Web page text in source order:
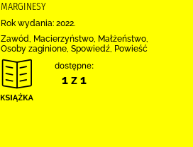
MARGINESY
Rok wydania: 2022.
Zawód, Macierzyństwo, Małżeństwo,
Osoby zaginione, Spowiedź, Powieść
dostępne:
1 z 1